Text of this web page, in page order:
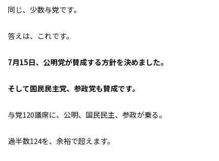
同じ、少数与党です。
答えは、これです。
7月15日、公明党が賛成する方針を決めました。
そして国民民主党、参政党も賛成です。
与党120議席に、公明、国民民主、参政が乗る。
過半数124を、余裕で超えます。